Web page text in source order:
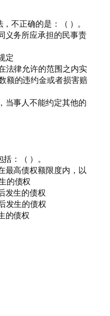
不正确的是：（ ）。
义务所应承担的民事责
定
法律允许的范围之内实
额的违约金或者损害赔
当事人不能约定其他的
：（ ）。
最高债权额限度内，以
的债权
发生的债权
发生的债权
的债权